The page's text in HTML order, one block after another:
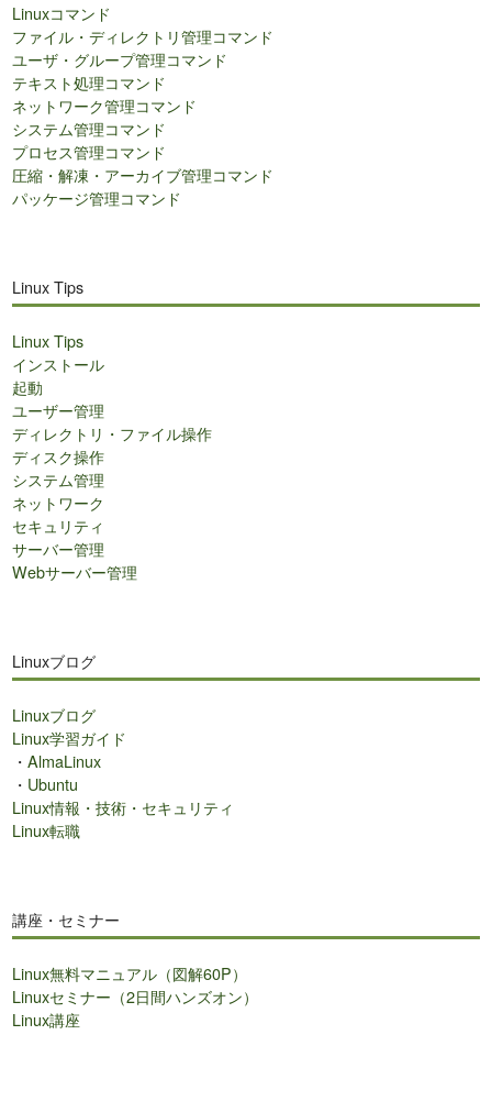
索
Linuxコマンド
ファイル・ディレクトリ管理コマンド
ユーザ・グループ管理コマンド
テキスト処理コマンド
ネットワーク管理コマンド
システム管理コマンド
プロセス管理コマンド
圧縮・解凍・アーカイブ管理コマンド
パッケージ管理コマンド
Linux Tips
Linux Tips
インストール
起動
ユーザー管理
ディレクトリ・ファイル操作
ディスク操作
システム管理
ネットワーク
セキュリティ
サーバー管理
Webサーバー管理
Linuxブログ
Linuxブログ
Linux学習ガイド
・AlmaLinux
・ Ubuntu
Linux情報・技術・セキュリティ
Linux転職
講座・セミナー
Linux無料マニュアル（図解60P）
Linuxセミナー（2日間ハンズオン）
Linux講座